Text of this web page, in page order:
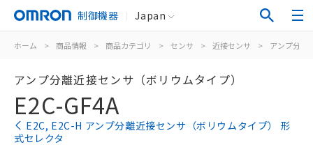
制御機器 Japan
ホーム > 商品情報 > 商品カテゴリ > センサ > 近接センサ > アンプ分離
アンプ分離近接センサ（ボリウムタイプ）
E2C-GF4A
E2C, E2C-H アンプ分離近接センサ（ボリウムタイプ） 形
式セレクタ